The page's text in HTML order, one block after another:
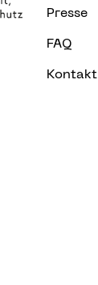
Presse
FAQ
Kontakt